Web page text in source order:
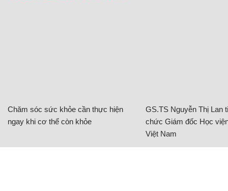
Chăm sóc sức khỏe cần thực hiện
ngay khi cơ thể còn khỏe
GS.TS Nguyễn Thị Lan
chức Giám đốc Học
Việt Nam